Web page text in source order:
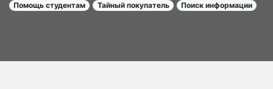
Помощь студентам
Тайный покупатель Поиск информации